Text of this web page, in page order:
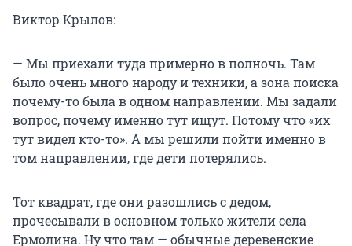
Виктор Крылов:
— Мы приехали туда примерно в полночь. Там
было очень много народу и техники, а зона поиска
почему-то была в одном направлении. Мы задали
вопрос, почему именно тут ищут. Потому что «их
тут видел кто-то». А мы решили пойти именно в
том направлении, где дети потерялись.
Тот квадрат, где они разошлись с дедом,
прочесывали в основном только жители села
Ермолина. Ну что там — обычные деревенские